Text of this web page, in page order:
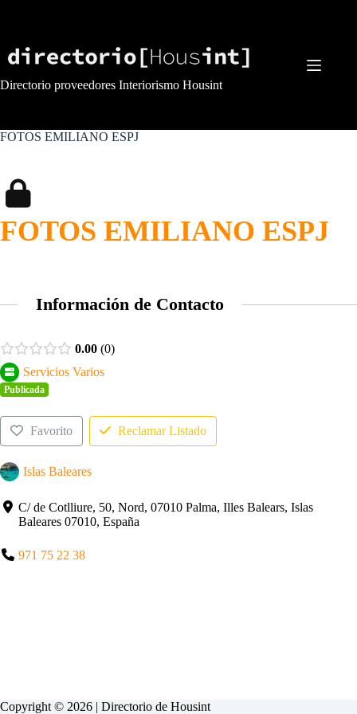
Directorio proveedores Interiorismo Housint
FOTOS EMILIANO ESPJ
FOTOS EMILIANO ESPJ
Información de Contacto
0.00 0
Servicios Varios
Publicada
Favorito Reclamar Listado
Islas Baleares
C/ de Cotlliure, 50, Nord, 07010 Palma, Illes Balears, Islas
Baleares 07010, España
971 75 22 38
Copyright © 2026 | Directorio de Housint